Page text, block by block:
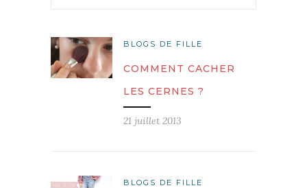
BLOGS DE FILLE
COMMENT CACHER
LES CERNES ?
21 juillet 2013
BLOGS DE FILLE